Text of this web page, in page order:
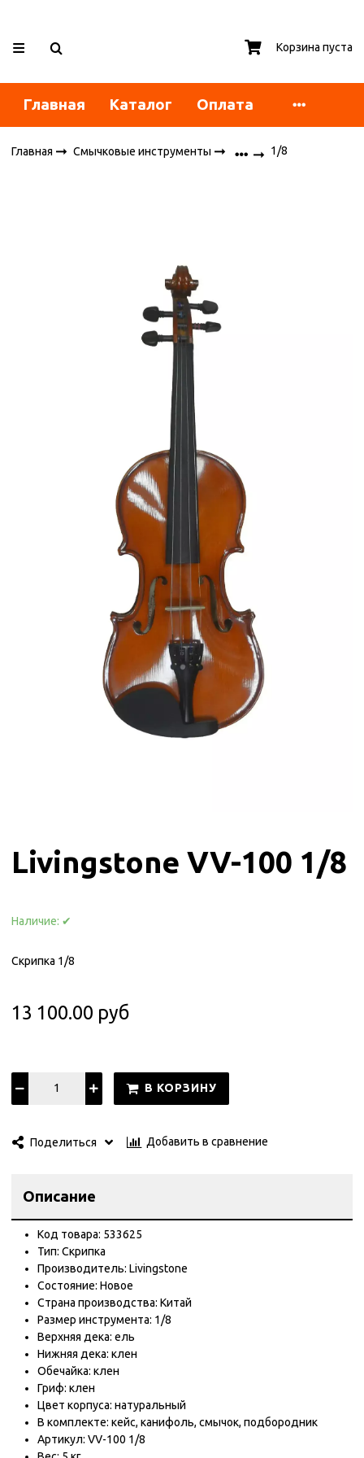
Корзина пуста
Главная Каталог Оплата
Главная Смычковые инструменты 1/8
Livingstone VV-100 1/8
Наличие: ✔
Скрипка 1/8
13 100.00 руб
В КОРЗИНУ
Поделиться Добавить в сравнение
Описание
Код товара: 533625
Тип: Скрипка
Производитель: Livingstone
Состояние: Новое
Страна производства: Китай
Размер инструмента: 1/8
Верхняя дека: ель
Нижняя дека: клен
Обечайка: клен
Гриф: клен
Цвет корпуса: натуральный
В комплекте: кейс, канифоль, смычок, подбородник
Артикул: VV-100 1/8